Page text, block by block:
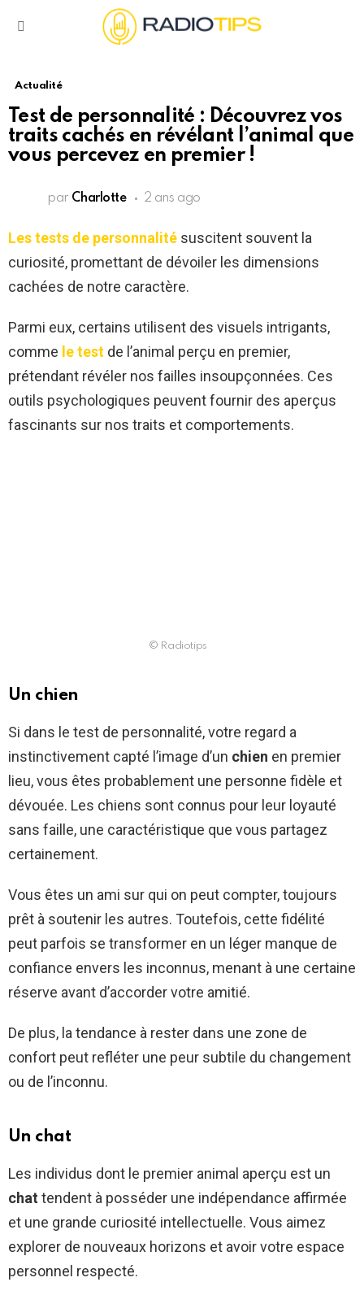
Actualité
Test de personnalité : Découvrez vos
traits cachés en révélant l’animal que
vous percevez en premier !
par Charlotte 2 ans ago
Les tests de personnalité suscitent souvent la
curiosité, promettant de dévoiler les dimensions
cachées de notre caractère.
Parmi eux, certains utilisent des visuels intrigants,
comme le test de l’animal perçu en premier,
prétendant révéler nos failles insoupçonnées. Ces
outils psychologiques peuvent fournir des aperçus
fascinants sur nos traits et comportements.
© Radiotips
Un chien
Si dans le test de personnalité, votre regard a
instinctivement capté l’image d’un chien en premier
lieu, vous êtes probablement une personne fidèle et
dévouée. Les chiens sont connus pour leur loyauté
sans faille, une caractéristique que vous partagez
certainement.
Vous êtes un ami sur qui on peut compter, toujours
prêt à soutenir les autres. Toutefois, cette fidélité
peut parfois se transformer en un léger manque de
confiance envers les inconnus, menant à une certaine
réserve avant d’accorder votre amitié.
De plus, la tendance à rester dans une zone de
confort peut refléter une peur subtile du changement
ou de l’inconnu.
Un chat
Les individus dont le premier animal aperçu est un
chat tendent à posséder une indépendance affirmée
et une grande curiosité intellectuelle. Vous aimez
explorer de nouveaux horizons et avoir votre espace
personnel respecté.